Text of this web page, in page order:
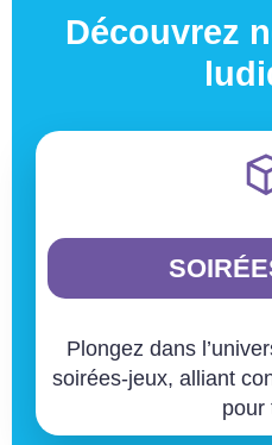
Découvrez
Plongez dans
soirées-jeux, alliant
pour